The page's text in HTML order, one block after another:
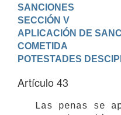
SANCIONES
SECCIÓN V
APLICACIÓN DE
COMETIDA
POTESTADES
Artículo 43